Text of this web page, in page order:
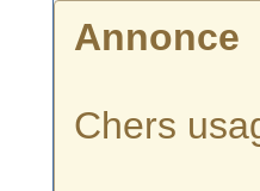
Annonce
Chers